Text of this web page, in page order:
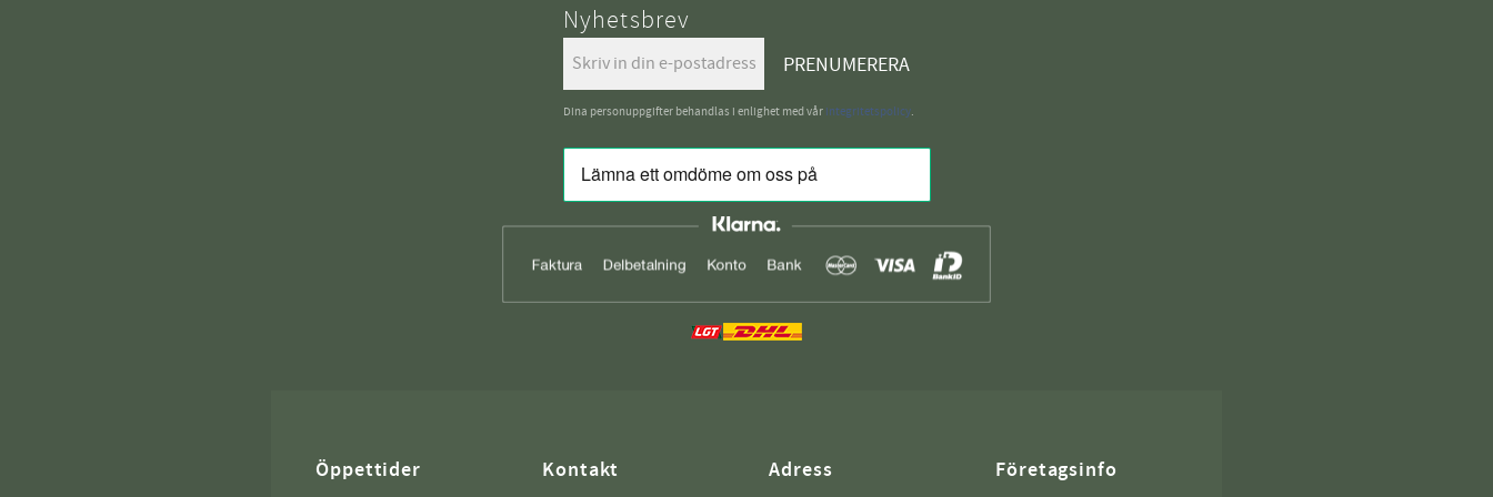
Nyhetsbrev
PRENUMERERA
Dina personuppgifter behandlas i enlighet med vår integritetspolicy.
Öppettider Kontakt Adress Företagsinfo